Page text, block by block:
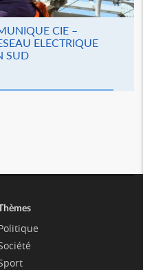
CIE –
ELECTRIQUE
SUD